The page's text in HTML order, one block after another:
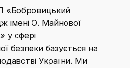
«Бобровицький
імені О. Майнової
у сфері
безпеки базується на
України. Ми